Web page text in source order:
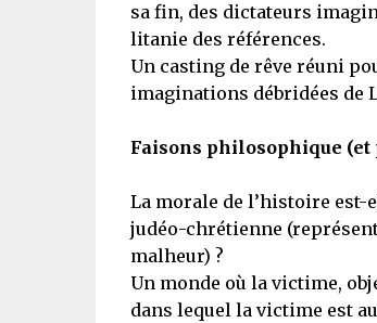
sa fin, des dictateurs
litanie des références.
Un casting de rêve réuni
imaginations débridées de
Faisons philosophique
La morale de l’histoire est-
judéo-chrétienne
malheur) ?
Un monde où la victime,
dans lequel la victime est